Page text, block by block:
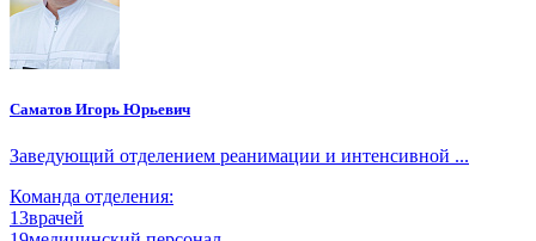
Саматов Игорь Юрьевич
Заведующий отделением реанимации и интенсивной ...
Команда отделения:
13врачей